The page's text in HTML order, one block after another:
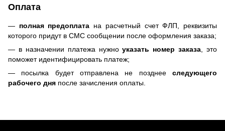
Оплата
— полная предоплата на расчетный счет ФЛП, реквизиты
которого придут в СМС сообщении после оформления заказа;
— в назначении платежа нужноуказать номер заказа, это
поможет идентифицировать платеж;
— посылка будет отправлена не позднее следующего
рабочего дня после зачисления оплаты.